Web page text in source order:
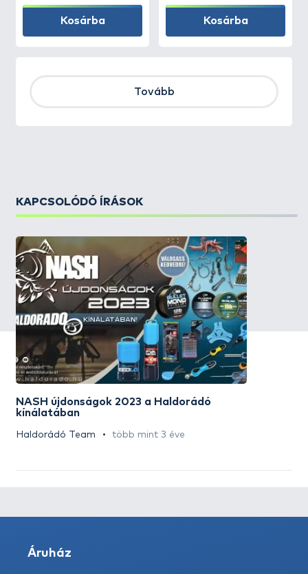
Kosárba Kosárba
Tovább
KAPCSOLÓDÓ ÍRÁSOK
NASH újdonságok 2023 a Haldorádó
kínálatában
Haldorádó Team több mint 3 éve
Áruház